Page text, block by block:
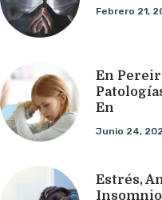
Febrero 21,
En
En
Junio 24,
Estrés,